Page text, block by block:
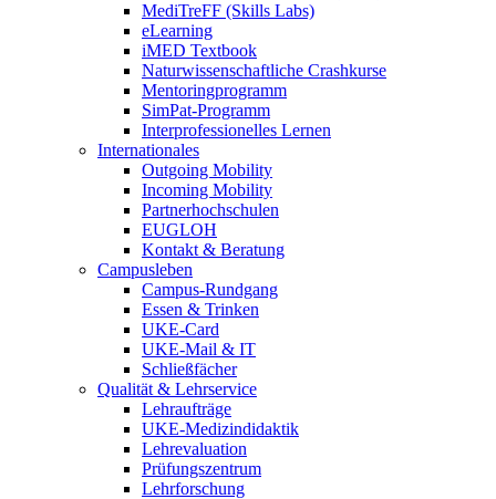
MediTreFF (Skills Labs)
eLearning
iMED Textbook
Naturwissenschaftliche Crashkurse
Mentoringprogramm
SimPat-Programm
Interprofessionelles Lernen
Internationales
Outgoing Mobility
Incoming Mobility
Partnerhochschulen
EUGLOH
Kontakt & Beratung
Campusleben
Campus-Rundgang
Essen & Trinken
UKE-Card
UKE-Mail & IT
Schließfächer
Qualität & Lehrservice
Lehraufträge
UKE-Medizindidaktik
Lehrevaluation
Prüfungszentrum
Lehrforschung